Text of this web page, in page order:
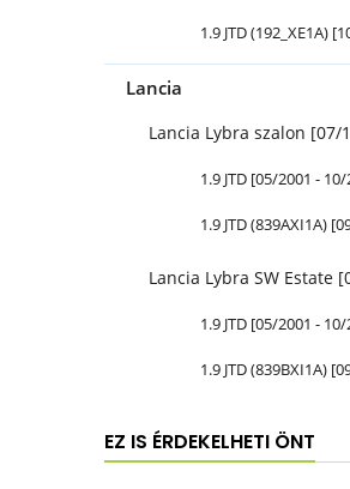
1.9 JTD (192_XE1A)
Lancia
Lancia Lybra szalon [07/
1.9 JTD [05/2001 -
1.9 JTD (839AXI1A)
Lancia Lybra SW Estate
1.9 JTD [05/2001 -
1.9 JTD (839BXI1A)
EZ IS ÉRDEKELHETI ÖNT